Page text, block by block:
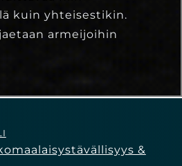
kuin yhteisestikin.
armeijoihin
&